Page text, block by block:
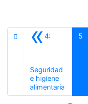
«4:
Seguridad
e higiene
alimentaria
5